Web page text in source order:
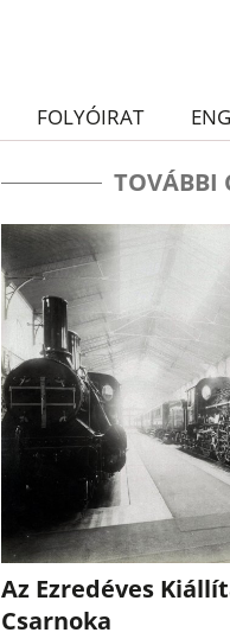
FOLYÓIRAT
TOVÁBBI
Az Ezredéves
Csarnoka